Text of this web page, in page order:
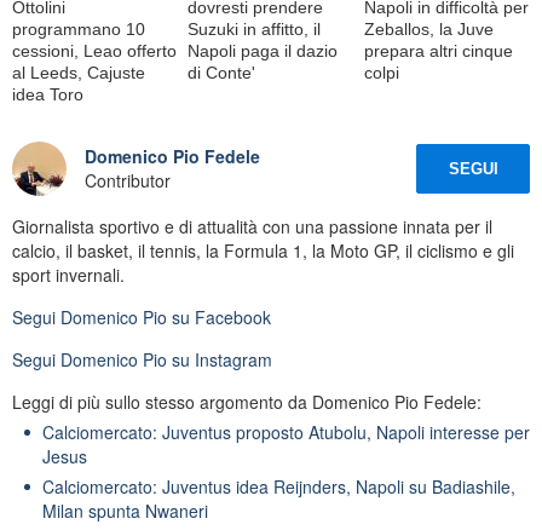
Ottolini
programmano 10
cessioni, Leao offerto
al Leeds, Cajuste
idea Toro
dovresti prendere
Suzuki in affitto, il
Napoli paga il dazio
di Conte'
Napoli in difficoltà per
Zeballos, la Juve
prepara altri cinque
colpi
Domenico Pio Fedele
Contributor
SEGUI
Giornalista sportivo e di attualità con una passione innata per il
calcio, il basket, il tennis, la Formula 1, la Moto GP, il ciclismo e gli
sport invernali.
Segui Domenico Pio su Facebook
Segui Domenico Pio su Instagram
Leggi di più sullo stesso argomento da Domenico Pio Fedele:
Calciomercato: Juventus proposto Atubolu, Napoli interesse per
Jesus
Calciomercato: Juventus idea Reijnders, Napoli su Badiashile,
Milan spunta Nwaneri